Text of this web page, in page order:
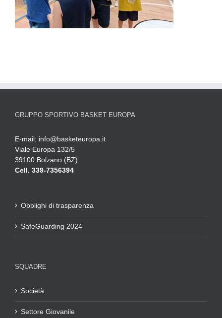
GRUPPO SPORTIVO BASKET EUROPA
E-mail: info@basketeuropa.it
Viale Europa 132/5
39100 Bolzano (BZ)
Cell. 339-7356394
Obblighi di trasparenza
SafeGuarding 2024
SQUADRE
Società
Settore Giovanile